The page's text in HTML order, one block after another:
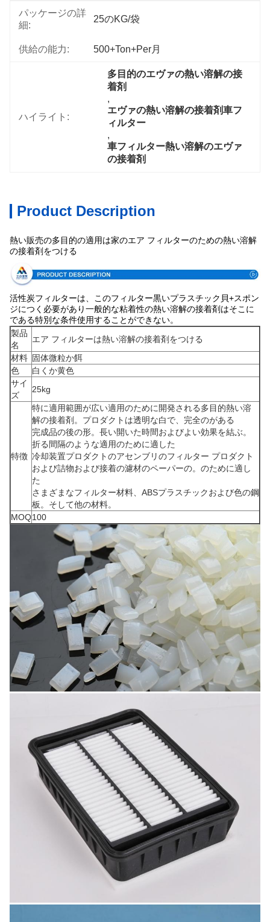
パッケージの詳
細:
25のKG/袋
供給の能力: 500+Ton+per月
ハイライト:
多目的のエヴァの熱い溶解の接
着剤
,
エヴァの熱い溶解の接着剤車フ
ィルター
,
車フィルター熱い溶解のエヴァ
の接着剤
Product Description
熱い販売の多目的の適用は家のエア フィルターのための熱い溶解
の接着剤をつける
活性炭フィルターは、このフィルター黒いプラスチック貝+スポン
ジにつく必要があり一般的な粘着性の熱い溶解の接着剤はそこに
である特別な条件使用することができない。
製品
名
エア フィルターは熱い溶解の接着剤をつける
材料 固体微粒か餌
色
白くか黄色
サイ
ズ
25kg
特徴
特に適用範囲が広い適用のために開発される多目的熱い溶
解の接着剤。プロダクトは透明な白で、完全のがある
完成品の後の形。長い開いた時間およびよい効果を結ぶ。
折る間隔のような適用のために適した
冷却装置プロダクトのアセンブリのフィルター プロダクト
および詰物および接着の濾材のペーパーの。のために適し
た
さまざまなフィルター材料、ABSプラスチックおよび色の鋼
板。そして他の材料。
MOQ100